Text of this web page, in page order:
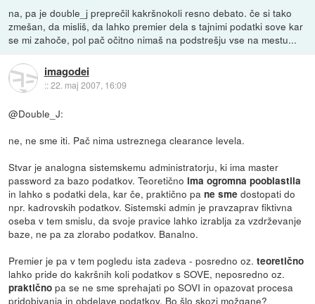
na, pa je double_j preprečil kakršnokoli resno debato. če si tako
zmešan, da misliš, da lahko premier dela s tajnimi podatki sove kar
se mi zahoče, pol pač očitno nimaš na podstrešju vse na mestu...
imagodei
::22. maj 2007, 16:09
@Double_J:
ne, ne sme iti. Pač nima ustreznega clearance levela.
Stvar je analogna sistemskemu administratorju, ki ima master
password za bazo podatkov. Teoretično ima ogromna pooblastila
in lahko s podatki dela, kar če, praktično pane sme dostopati do
npr. kadrovskih podatkov. Sistemski admin je pravzaprav fiktivna
oseba v tem smislu, da svoje pravice lahko izrablja za vzdrževanje
baze, ne pa za zlorabo podatkov. Banalno.
Premier je pa v tem pogledu ista zadeva - posredno oz.teoretično
lahko pride do kakršnih koli podatkov s SOVE, neposredno oz.
praktično pa se ne sme sprehajati po SOVI in opazovat procesa
pridobivanja in obdelave podatkov. Bo šlo skozi možgane?